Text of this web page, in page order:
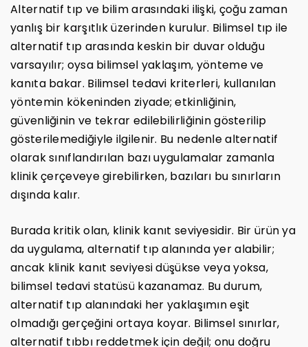
Alternatif tıp ve bilim arasındaki ilişki, çoğu zaman
yanlış bir karşıtlık üzerinden kurulur. Bilimsel tıp ile
alternatif tıp arasında keskin bir duvar olduğu
varsayılır; oysa bilimsel yaklaşım, yönteme ve
kanıta bakar. Bilimsel tedavi kriterleri, kullanılan
yöntemin kökeninden ziyade; etkinliğinin,
güvenliğinin ve tekrar edilebilirliğinin gösterilip
gösterilemediğiyle ilgilenir. Bu nedenle alternatif
olarak sınıflandırılan bazı uygulamalar zamanla
klinik çerçeveye girebilirken, bazıları bu sınırların
dışında kalır.
Burada kritik olan, klinik kanıt seviyesidir. Bir ürün ya
da uygulama, alternatif tıp alanında yer alabilir;
ancak klinik kanıt seviyesi düşükse veya yoksa,
bilimsel tedavi statüsü kazanamaz. Bu durum,
alternatif tıp alanındaki her yaklaşımın eşit
olmadığı gerçeğini ortaya koyar. Bilimsel sınırlar,
alternatif tıbbı reddetmek için değil; onu doğru